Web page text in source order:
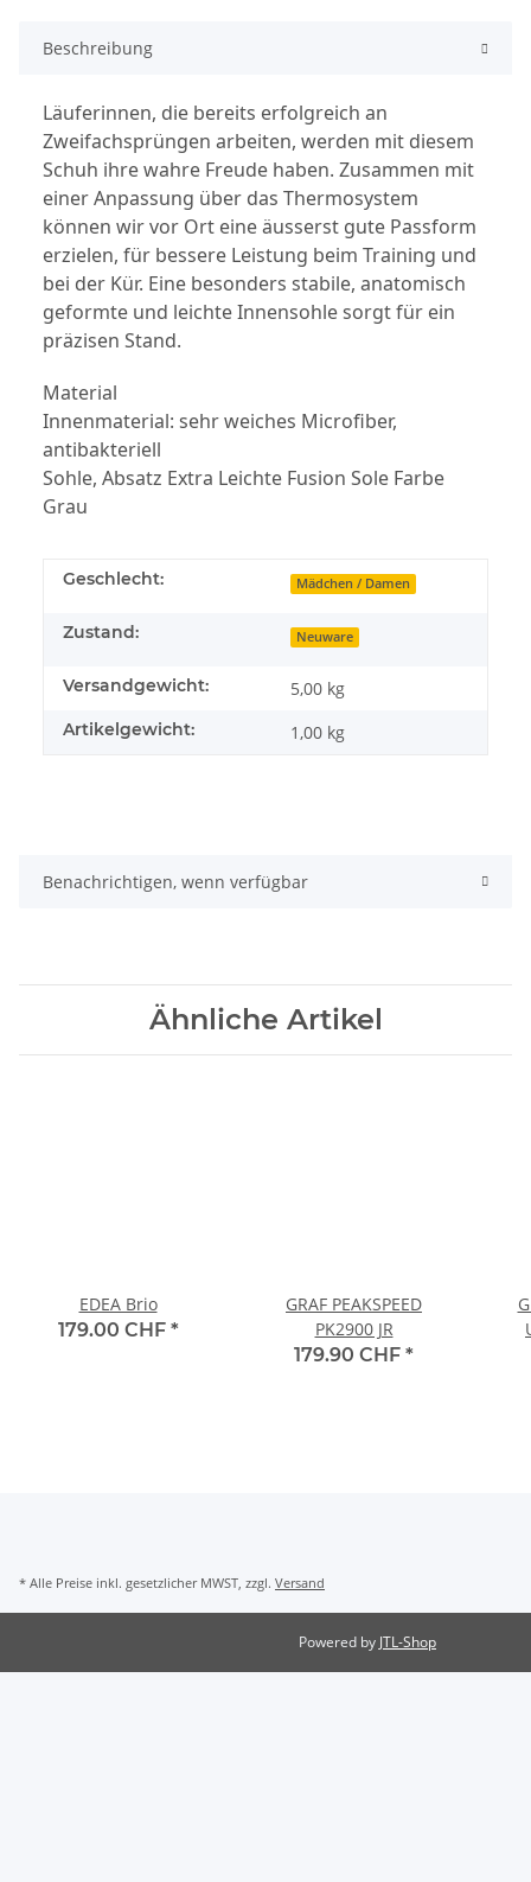
Beschreibung
Läuferinnen, die bereits erfolgreich an
Zweifachsprüngen arbeiten, werden mit diesem
Schuh ihre wahre Freude haben. Zusammen mit
einer Anpassung über das Thermosystem
können wir vor Ort eine äusserst gute Passform
erzielen, für bessere Leistung beim Training und
bei der Kür. Eine besonders stabile, anatomisch
geformte und leichte Innensohle sorgt für ein
präzisen Stand.
Material
Innenmaterial: sehr weiches Microfiber,
antibakteriell
Sohle, Absatz Extra Leichte Fusion Sole Farbe
Grau
Geschlecht: Mädchen / Damen
Zustand: Neuware
Versandgewicht: 5,00 kg
Artikelgewicht: 1,00 kg
Benachrichtigen, wenn verfügbar
Ähnliche Artikel
EDEA Brio
179.00 CHF *
GRAF PEAKSPEED
PK2900 JR
179.90 CHF *
* Alle Preise inkl. gesetzlicher MWST, zzgl. Versand
Powered by JTL-Shop